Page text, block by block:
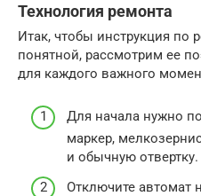
Технология ремонта
Итак, чтобы инструкция по
понятной, рассмотрим ее
для каждого важного
Для начала нужно
маркер,
и обычную отвертку.
Отключите автомат